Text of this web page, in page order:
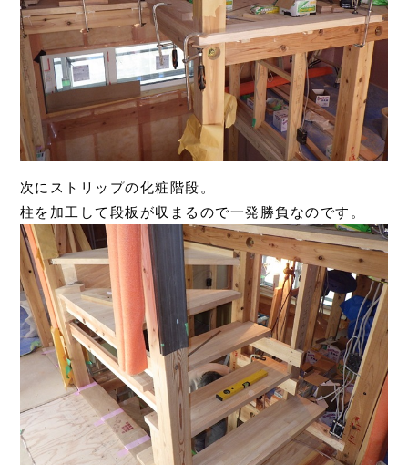
次にストリップの化粧階段。
柱を加工して段板が収まるので一発勝負なのです。